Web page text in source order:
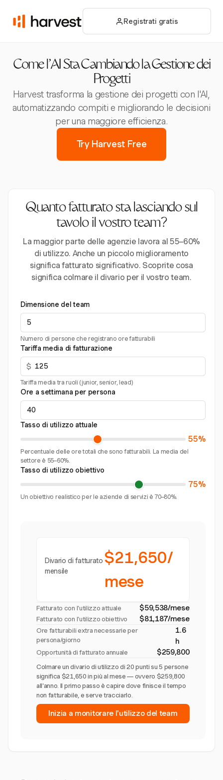
Registrati gratis
Come l'AI Sta Cambiando la Gestione dei
Progetti
Harvest trasforma la gestione dei progetti con l'AI,
automatizzando compiti e migliorando le decisioni
per una maggiore efficienza.
Try Harvest Free
Quanto fatturato sta lasciando sul
tavolo il vostro team?
La maggior parte delle agenzie lavora al 55–60%
di utilizzo. Anche un piccolo miglioramento
significa fatturato significativo. Scoprite cosa
significa colmare il divario per il vostro team.
Dimensione del team
Numero di persone che registrano ore fatturabili
Tariffa media di fatturazione
$
Tariffa media tra ruoli (junior, senior, lead)
Ore a settimana per persona
Tasso di utilizzo attuale
55%
Percentuale delle ore totali che sono fatturabili. La media del
settore è 55–60%.
Tasso di utilizzo obiettivo
75%
Un obiettivo realistico per le aziende di servizi è 70–80%.
Divario di fatturato
mensile
$21,650/
mese
Fatturato con l'utilizzo attuale $59,538/mese
Fatturato con l'utilizzo obiettivo $81,187/mese
Ore fatturabili extra necessarie per
persona/giorno
1.6
h
Opportunità di fatturato annuale $259,800
Colmare un divario di utilizzo di 20 punti su 5 persone
significa $21,650 in più al mese — ovvero $259,800
all'anno. Il primo passo è capire dove finisce il tempo
non fatturabile, e serve tracciarlo.
Inizia a monitorare l'utilizzo del team